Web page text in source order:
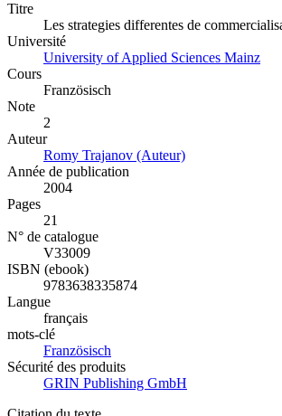
Titre
Les strategies differentes de
Université
University of Applied Sciences Mainz
Cours
Französisch
Note
2
Auteur
Romy Trajanov (Auteur)
Année de publication
2004
Pages
21
N° de catalogue
V33009
ISBN (ebook)
9783638335874
Langue
français
mots-clé
Französisch
Sécurité des produits
GRIN Publishing GmbH